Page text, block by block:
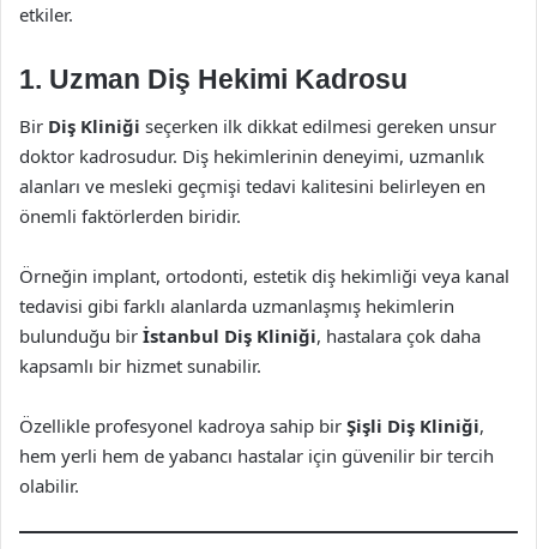
etkiler.
1. Uzman Diş Hekimi Kadrosu
Bir Diş Kliniği seçerken ilk dikkat edilmesi gereken unsur
doktor kadrosudur. Diş hekimlerinin deneyimi, uzmanlık
alanları ve mesleki geçmişi tedavi kalitesini belirleyen en
önemli faktörlerden biridir.
Örneğin implant, ortodonti, estetik diş hekimliği veya kanal
tedavisi gibi farklı alanlarda uzmanlaşmış hekimlerin
bulunduğu bir İstanbul Diş Kliniği, hastalara çok daha
kapsamlı bir hizmet sunabilir.
Özellikle profesyonel kadroya sahip bir Şişli Diş Kliniği,
hem yerli hem de yabancı hastalar için güvenilir bir tercih
olabilir.